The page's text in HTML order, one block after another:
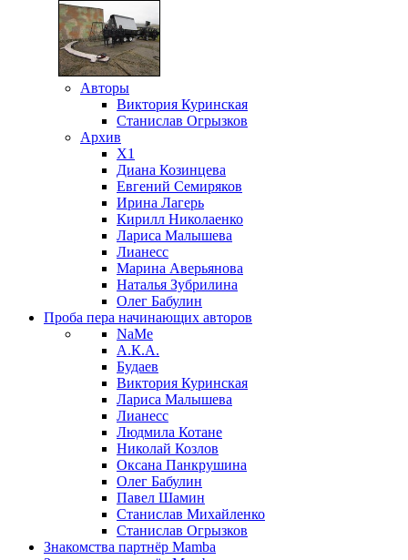
Авторы
Виктория Куринская
Станислав Огрызков
Архив
X1
Диана Козинцева
Евгений Семиряков
Ирина Лагерь
Кирилл Николаенко
Лариса Малышева
Лианесс
Марина Аверьянова
Наталья Зубрилина
Олег Бабулин
Проба пера начинающих авторов
NaMe
А.К.А.
Будаев
Виктория Куринская
Лариса Малышева
Лианесс
Людмила Котане
Николай Козлов
Оксана Панкрушина
Олег Бабулин
Павел Шамин
Станислав Михайленко
Станислав Огрызков
Знакомства партнёр Mamba